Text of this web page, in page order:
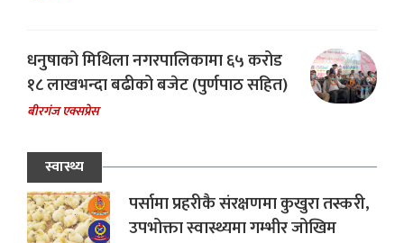
धनुषाको मिथिला नगरपालिकामा ६५ करोड
१८ लाखभन्दा बढीको बजेट (पुर्णपाठ सहित)
बीरगंज एक्सप्रेस
स्वास्थ्य
पर्सामा प्रहरीकै संरक्षणमा कुखुरा तस्करी,
उपभोक्ता स्वास्थ्यमा गम्भीर जोखिम